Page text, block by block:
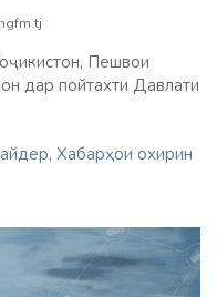
Пешвои
дар пойтахти Давлати
, Хабарҳои охирин